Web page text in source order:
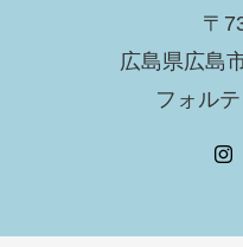
〒
広島県広島
フォル